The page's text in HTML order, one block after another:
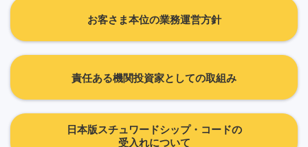
お客さま本位の業務運営方針
責任ある機関投資家としての取組み
日本版スチュワードシップ・コードの
受入れについて